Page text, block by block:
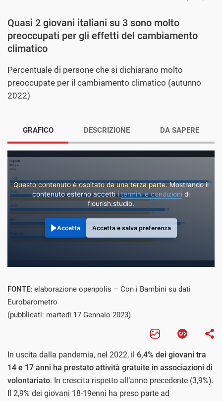
Quasi 2 giovani italiani su 3 sono molto
preoccupati per gli effetti del cambiamento
climatico
Percentuale di persone che si dichiarano molto
preoccupate per il cambiamento climatico (autunno
2022)
GRAFICO
Questo contenuto è ospitato da una terza parte. Mostrando il
contenuto esterno accetti itermini e condizioni di
flourish.studio.
Accetta Accetta e salva preferenza
DESCRIZIONE DA SAPERE
FONTE: elaborazione openpolis – Con i Bambini su dati
Eurobarometro
(pubblicati: martedì 17 Gennaio 2023)
In uscita dalla pandemia, nel 2022, il 6,4% dei giovani tra
14 e 17 anni ha prestato attività gratuite in associazioni di
volontariato. In crescita rispetto all’anno precedente (3,9%).
Il 2,9% dei giovani 18-19enni ha preso parte ad